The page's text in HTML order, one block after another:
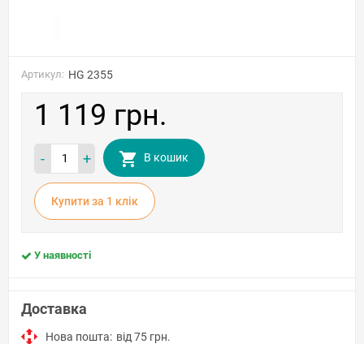
Артикул: HG 2355
1 119 грн.
- + В кошик
Купити за 1 клiк
У наявності
Доставка
Нова пошта: від 75 грн.